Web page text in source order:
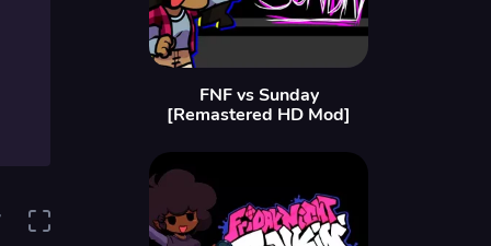
FNF vs Sunday
[Remastered HD Mod]